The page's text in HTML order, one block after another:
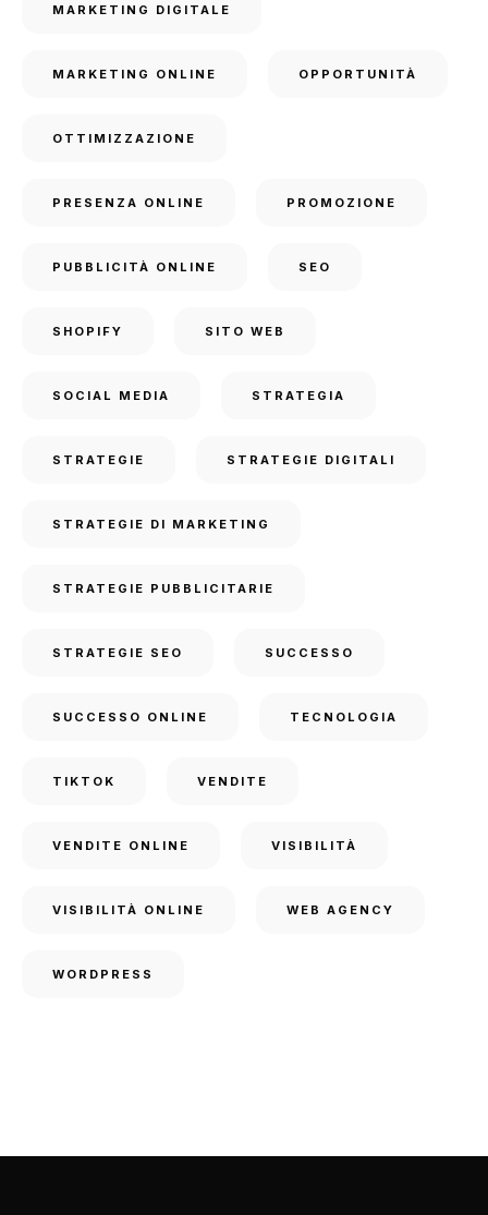
MARKETING DIGITALE
MARKETING ONLINE OPPORTUNITÀ
OTTIMIZZAZIONE
PRESENZA ONLINE PROMOZIONE
PUBBLICITÀ ONLINE SEO
SHOPIFY SITO WEB
SOCIAL MEDIA STRATEGIA
STRATEGIE STRATEGIE DIGITALI
STRATEGIE DI MARKETING
STRATEGIE PUBBLICITARIE
STRATEGIE SEO SUCCESSO
SUCCESSO ONLINE TECNOLOGIA
TIKTOK VENDITE
VENDITE ONLINE VISIBILITÀ
VISIBILITÀ ONLINE WEB AGENCY
WORDPRESS